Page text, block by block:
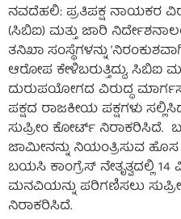
ನವದೆಹಲಿ: ಪ್ರತಿಪಕ್ಷ ನಾಯಕರ
(ಸಿಬಿಐ) ಮತ್ತು ಜಾರಿ
ತನಿಖಾ ಸಂಸ್ಥೆಗಳನ್ನು
ಆರೋಪ ಕೇಳಿಬರುತ್ತಿದ್ದು, ಸಿಬಿಐ
ದುರುಪಯೋಗದ ವಿರುದ್ಧ
ಪಕ್ಷದ ರಾಜಕೀಯ ಪಕ್ಷಗಳು
ಸುಪ್ರೀಂ ಕೋರ್ಟ್ ನಿರಾಕರಿಸಿದೆ.
ಜಾಮೀನನ್ನು ನಿಯಂತ್ರಿಸುವ ಹೊಸ
ಬಯಸಿ ಕಾಂಗ್ರೆಸ್ ನೇತೃತ್ವದಲ್ಲಿ 14
ಮನವಿಯನ್ನು ಪರಿಗಣಿಸಲು
ನಿರಾಕರಿಸಿದೆ.